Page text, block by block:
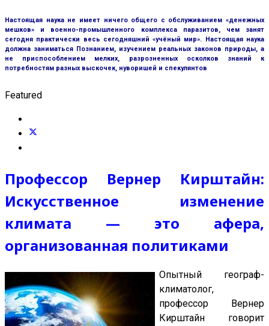
Настоящая наука не имеет ничего общего с обслуживанием «денежных
мешков» и военно-промышленного комплекса паразитов, чем занят
сегодня практически весь сегодняшний «учёный мир». Настоящая наука
должна заниматься Познанием, изучением реальных законов природы, а
не приспособлением мелких, разрозненных осколков знаний к
потребностям разных выскочек, нуворишей и спекулянтов
Featured
Профессор Вернер Кирштайн:
Искусственное изменение
климата — это афера,
организованная политиками
Опытный географ-
климатолог,
профессор Вернер
Кирштайн говорит